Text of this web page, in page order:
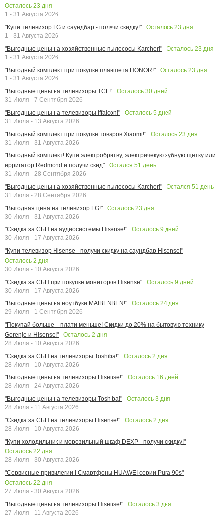
Осталось 23 дня
1 - 31 Августа 2026
"Купи телевизор LG и саундбар - получи скидку!"
Осталось 23 дня
1 - 31 Августа 2026
"Выгодные цены на хозяйственные пылесосы Karcher!"
Осталось 23 дня
1 - 31 Августа 2026
"Выгодный комплект при покупке планшета HONOR!"
Осталось 23 дня
1 - 31 Августа 2026
"Выгодные цены на телевизоры TCL!"
Осталось 30 дней
31 Июля - 7 Сентября 2026
"Выгодные цены на телевизоры Iffalcon!"
Осталось 5 дней
31 Июля - 13 Августа 2026
"Выгодный комплект при покупке товаров Xiaomi!"
Осталось 23 дня
31 Июля - 31 Августа 2026
"Выгодный комплект! Купи электробритву, электричекую зубную щетку или
ирригатор Redmond и получи скид"
Остался 51 день
31 Июля - 28 Сентября 2026
"Выгодные цены на хозяйственные пылесосы Karcher!"
Остался 51 день
31 Июля - 28 Сентября 2026
"Выгодная цена на телевизор LG!"
Осталось 23 дня
30 Июля - 31 Августа 2026
"Скидка за СБП на аудиосистемы Hisense!"
Осталось 9 дней
30 Июля - 17 Августа 2026
"Купи телевизор Hisense - получи скидку на саундбар Hisense!"
Осталось 2 дня
30 Июля - 10 Августа 2026
"Скидка за СБП при покупке мониторов Hisense"
Осталось 9 дней
30 Июля - 17 Августа 2026
"Выгодные цены на ноутбуки MAIBENBEN!"
Осталось 24 дня
29 Июля - 1 Сентября 2026
"Покупай больше – плати меньше! Скидки до 20% на бытовую технику
Gorenje и Hisense!"
Осталось 2 дня
28 Июля - 10 Августа 2026
"Скидка за СБП на телевизоры Toshiba!"
Осталось 2 дня
28 Июля - 10 Августа 2026
"Выгодные цены на телевизоры Hisense!"
Осталось 16 дней
28 Июля - 24 Августа 2026
"Выгодные цены на телевизоры Toshiba!"
Осталось 3 дня
28 Июля - 11 Августа 2026
"Скидка за СБП на телевизоры Hisense!"
Осталось 2 дня
28 Июля - 10 Августа 2026
"Купи холодильник и морозильный шкаф DEXP - получи скидку!"
Осталось 22 дня
28 Июля - 30 Августа 2026
"Сервисные привилегии | Смартфоны HUAWEI серии Pura 90s"
Осталось 22 дня
27 Июля - 30 Августа 2026
"Выгодные цены на телевизоры Hisense!"
Осталось 3 дня
27 Июля - 11 Августа 2026